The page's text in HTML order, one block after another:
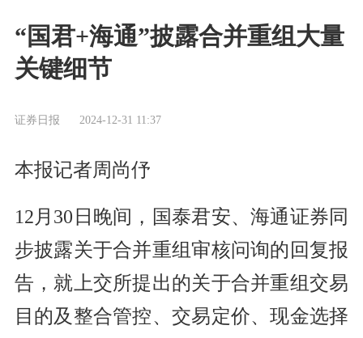
“国君+海通”披露合并重组大量
关键细节
证券日报 2024-12-31 11:37
本报记者周尚伃
12月30日晚间，国泰君安、海通证券同
步披露关于合并重组审核问询的回复报
告，就上交所提出的关于合并重组交易
目的及整合管控、交易定价、现金选择